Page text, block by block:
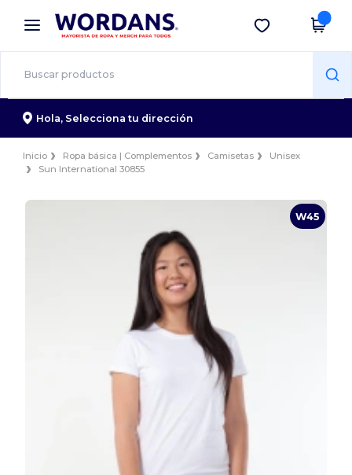
× App de Wordans
¡Mejores precios en app!
Descargar app
Hola, Selecciona tu dirección
Inicio Ropa básica | Complementos Camisetas
Unisex
Sun International 30855
W45